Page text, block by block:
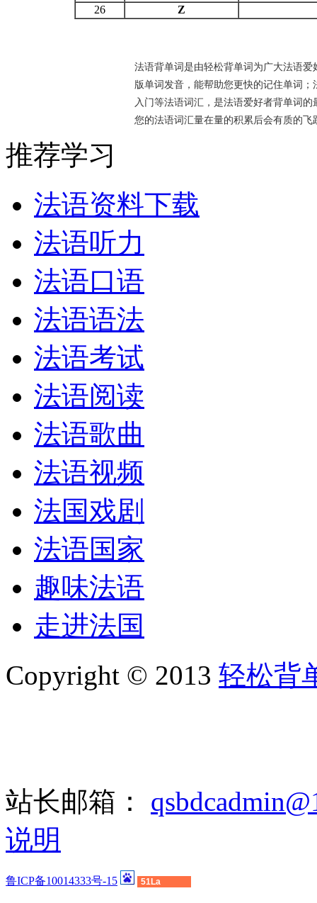
26
Z
法语背单词是由轻松背单词为广大法语
版单词发音，能帮助您更快的记住单词
入门等法语词汇，是法语爱好者背单词
您的法语词汇量在量的积累后会有质的飞
推荐学习
法语资料下载
法语听力
法语口语
法语语法
法语考试
法语阅读
法语歌曲
法语视频
法国戏剧
法语国家
趣味法语
走进法国
Copyright © 2013 轻松背
站长邮箱：
说明
鲁ICP备10014333号-15 51La